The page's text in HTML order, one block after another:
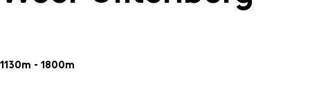
1130m - 1800m